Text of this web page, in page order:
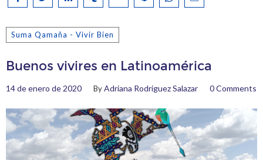
Suma Qamaña - Vivir Bien
Buenos vivires en Latinoamérica
14 de enero de 2020 ByAdriana Rodriguez Salazar 0 Comments